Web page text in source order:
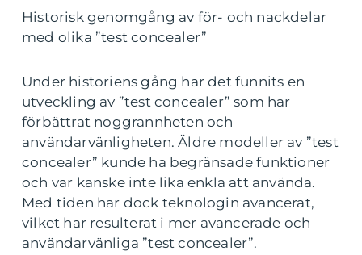
Historisk genomgång av för- och nackdelar
med olika ”test concealer”
Under historiens gång har det funnits en
utveckling av ”test concealer” som har
förbättrat noggrannheten och
användarvänligheten. Äldre modeller av ”test
concealer” kunde ha begränsade funktioner
och var kanske inte lika enkla att använda.
Med tiden har dock teknologin avancerat,
vilket har resulterat i mer avancerade och
användarvänliga ”test concealer”.